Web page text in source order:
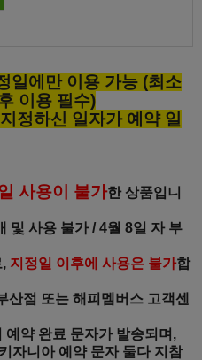
일에만 이용 가능 (최소
이용 필수)
정하신 일자가 예약 일
사용이 불가한 상품입니
및 사용 불가 / 4월 8일 자 부
, 지정일 이후에 사용은 불가합
산점 또는 해피멤버스 고객센
예약 완료 문자가 발송되며,
자니아 예약 문자 둘다 지참